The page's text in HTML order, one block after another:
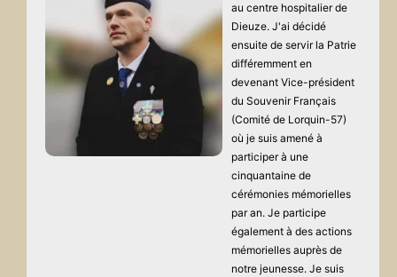
au centre hospitalier de
Dieuze. J'ai décidé
ensuite de servir la Patrie
différemment en
devenant Vice-président
du Souvenir Français
(Comité de Lorquin-57)
où je suis amené à
participer à une
cinquantaine de
cérémonies mémorielles
par an. Je participe
également à des actions
mémorielles auprès de
notre jeunesse. Je suis